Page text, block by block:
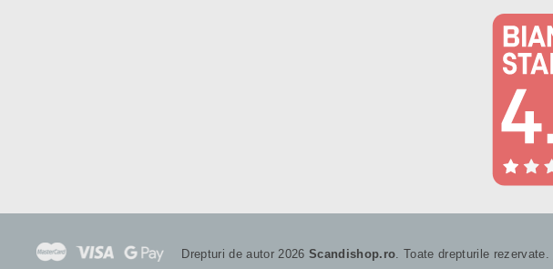
Drepturi de autor 2026Scandishop.ro. Toate drepturile rezervate.